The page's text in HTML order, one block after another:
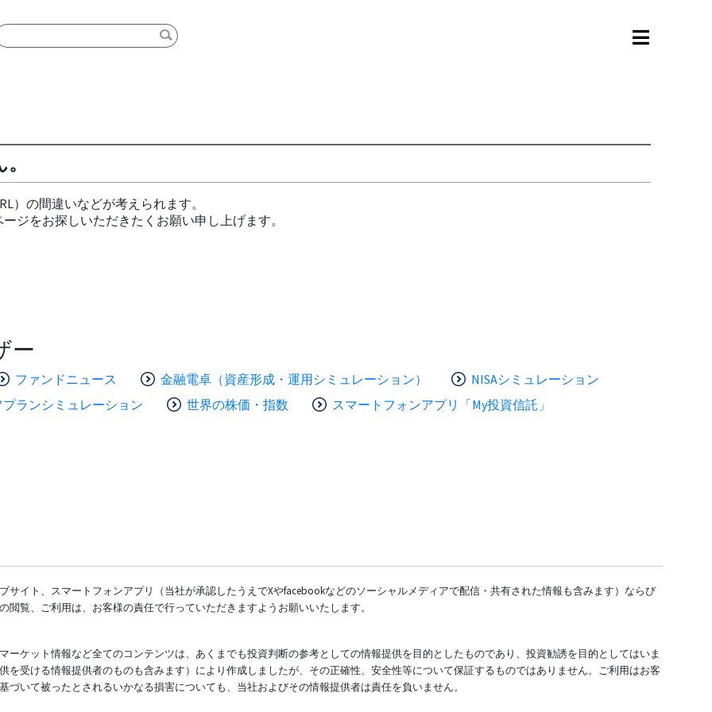
）の間違いなどが考えられます。
ジをお探しいただきたくお願い申し上げます。
ー
ファンドニュース 金融電卓（資産形成・運用シミュレーション）
NISAシミュレーション
ランシミュレーション
世界の株価・指数 スマートフォンアプリ「My投資信託」
イト、スマートフォンアプリ（当社が承認したうえでXやfacebookなどのソーシャルメディアで配信・共有された情報も含みます）ならび
覧、ご利用は、お客様の責任で行っていただきますようお願いいたします。
ケット情報など全てのコンテンツは、あくまでも投資判断の参考としての情報提供を目的としたものであり、投資勧誘を目的としてはいま
受ける情報提供者のものも含みます）により作成しましたが、その正確性、安全性等について保証するものではありません。ご利用はお客
いて被ったとされるいかなる損害についても、当社およびその情報提供者は責任を負いません。